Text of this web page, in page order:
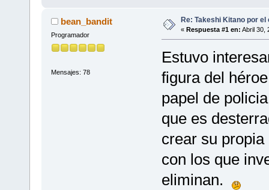
bean_bandit
Programador
Mensajes: 78
Re: Takeshi Kitano por el
« Respuesta #1 en: Abril 30,
Estuvo
figura del
papel de
que es
crear su
con los que
eliminan.